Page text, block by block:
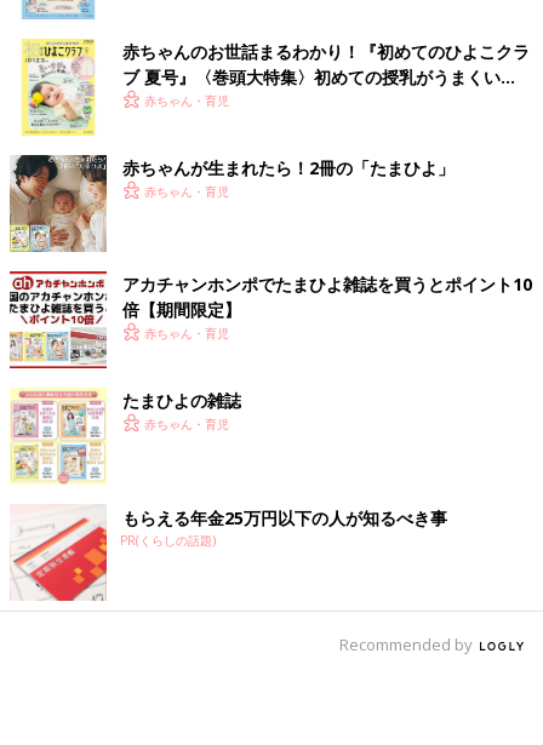
赤ちゃんのお世話まるわかり！『初めてのひよこクラ
ブ 夏号』〈巻頭大特集〉初めての授乳がうまくい
く！ おっぱい・ミルクの基本と夏のトラブル 解決テ
赤ちゃん・育児
赤ちゃんが生まれたら！2冊の「たまひよ」
赤ちゃん・育児
アカチャンホンポでたまひよ雑誌を買うとポイント10
倍【期間限定】
赤ちゃん・育児
たまひよの雑誌
赤ちゃん・育児
もらえる年金25万円以下の人が知るべき事
PR(くらしの話題)
Recommended by